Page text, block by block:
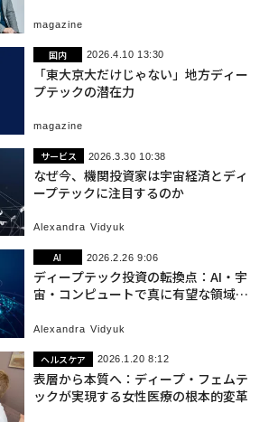
magazine
国内 2026.4.10 13:30
「東大京大だけじゃない」地方ディー
プテックの潜在力
magazine
サービス 2026.3.30 10:38
なぜ今、機関投資家は宇宙経済とディ
ープテックに注目するのか
Alexandra Vidyuk
AI 2026.2.26 9:06
ディープテック投資の転換点：AI・宇
宙・コンピュートで真に有望な領域と
Alexandra Vidyuk
ヘルスケア 2026.1.20 8:12
表層から本質へ：ディープ・フェムテ
ックが実現する女性医療の根本的変革